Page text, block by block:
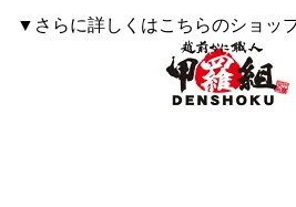
▼さらに詳しくはこちらのショッ